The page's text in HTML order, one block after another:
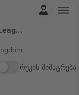
York City FC vs Crawley Town FC EFL League Two ბილეთი
რუკის მიმაგრება